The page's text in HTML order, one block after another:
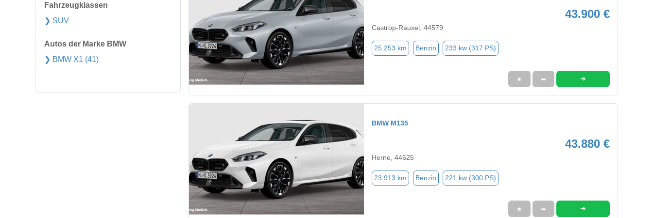
Fahrzeugklassen
❯ SUV
Autos der Marke BMW
❯ BMW X1 (41)
43.900 €
Castrop-Rauxel, 44579
25.253 km Benzin 233 kw (317 PS)
★ ➦ ➜
BMW M135
43.880 €
Herne, 44625
23.913 km Benzin 221 kw (300 PS)
★ ➦ ➜